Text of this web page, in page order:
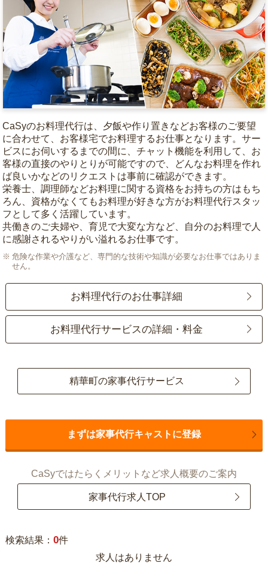
CaSyのお料理代行は、夕飯や作り置きなどお客様のご要望
に合わせて、お客様宅でお料理するお仕事となります。サー
ビスにお伺いするまでの間に、チャット機能を利用して、お
客様の直接のやりとりが可能ですので、どんなお料理を作れ
ば良いかなどのリクエストは事前に確認ができます。
栄養士、調理師などお料理に関する資格をお持ちの方はもち
ろん、資格がなくてもお料理が好きな方がお料理代行スタッ
フとして多く活躍しています。
共働きのご夫婦や、育児で大変な方など、自分のお料理で人
に感謝されるやりがい溢れるお仕事です。
危険な作業や介護など、専門的な技術や知識が必要なお仕事ではありま
せん。
お料理代行のお仕事詳細
お料理代行サービスの詳細・料金
精華町の家事代行サービス
まずは家事代行キャストに登録
CaSyではたらくメリットなど求人概要のご案内
家事代行求人TOP
検索結果： 0件
求人はありません